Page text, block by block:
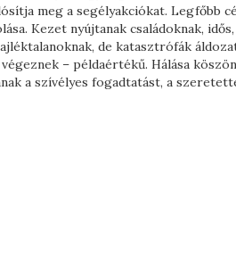
meg a segélyakciókat. Legfőbb
Kezet nyújtanak családoknak,
de katasztrófák
– példaértékű. Hálása
a szívélyes fogadtatást, a